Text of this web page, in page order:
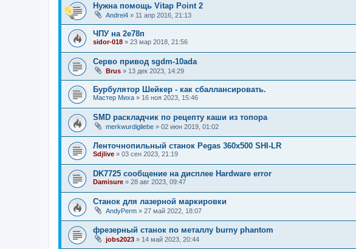
Нужна помощь Vitap Point 2
Andrei4 » 11 апр 2016, 21:13
ЧПУ на 2е78п
sidor-018 » 23 мар 2018, 21:56
Серво привод sgdm-10ada
Brus » 13 дек 2023, 14:29
Бурбулятор Шейкер - как сбаллансировать.
Мастер Миха » 16 ноя 2023, 15:46
SMD раскладчик по рецепту каши из топора
merkwurdigliebe » 02 июн 2019, 01:02
Ленточнопильный станок Pegas 360x500 SHI-LR
Sdjlive » 03 сен 2023, 21:19
DK7725 сообщение на дисплее Hardware error
Damisure » 28 авг 2023, 09:47
Станок для лазерной маркировки
AndyPerm » 27 май 2022, 18:07
фрезерный станок по металлу burny phantom
jobs2023 » 14 май 2023, 20:44